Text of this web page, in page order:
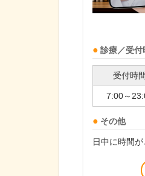
診療／受付
受付時間
7:00～
その他
日中に時間